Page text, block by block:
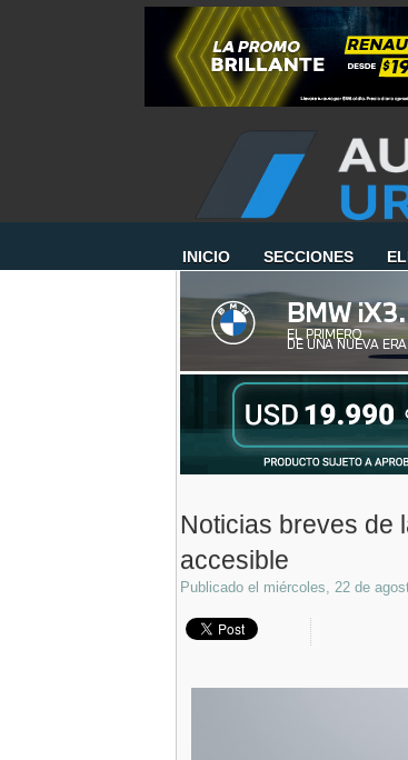
INICIO SECCIONES
Noticias breves de
accesible
Publicado el miércoles, 22 de